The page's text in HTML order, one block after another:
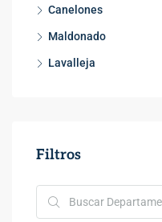
Canelones
Maldonado
Lavalleja
Filtros